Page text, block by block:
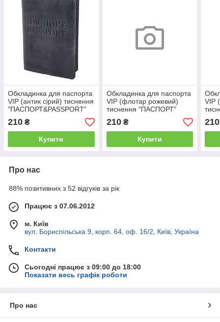
Обкладинка для паспорта
VIP (антик сірий) тиснення
"ПАСПОРТ&PASSPORT"
210 ₴
Купити
Обкладинка для паспорта
VIP (флотар рожевий)
тиснення "ПАСПОРТ"
210₴
Купити
VIP
210
Про нас
88% позитивних з 52 відгуків за рік
Працює з 07.06.2012
м. Київ
вул. Бориспільська 9, корп. 64, оф. 16/2, Київ, Україна
Контакти
Сьогодні працює з 09:00 до 18:00
Показати весь графік роботи
Про нас